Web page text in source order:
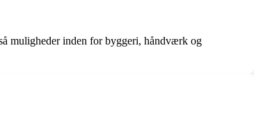
muligheder inden for byggeri, håndværk og